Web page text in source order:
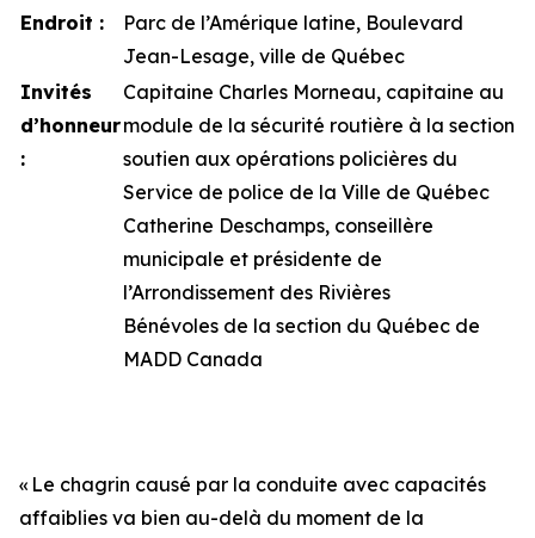
Endroit :
Parc de l’Amérique latine, Boulevard
Jean-Lesage, ville de Québec
Invités
d’honneur
:
Capitaine Charles Morneau, capitaine au
module de la sécurité routière à la section
soutien aux opérations policières du
Service de police de la Ville de Québec
Catherine Deschamps, conseillère
municipale et présidente de
l’Arrondissement des Rivières
Bénévoles de la section du Québec de
MADD Canada
« Le chagrin causé par la conduite avec capacités
affaiblies va bien au-delà du moment de la